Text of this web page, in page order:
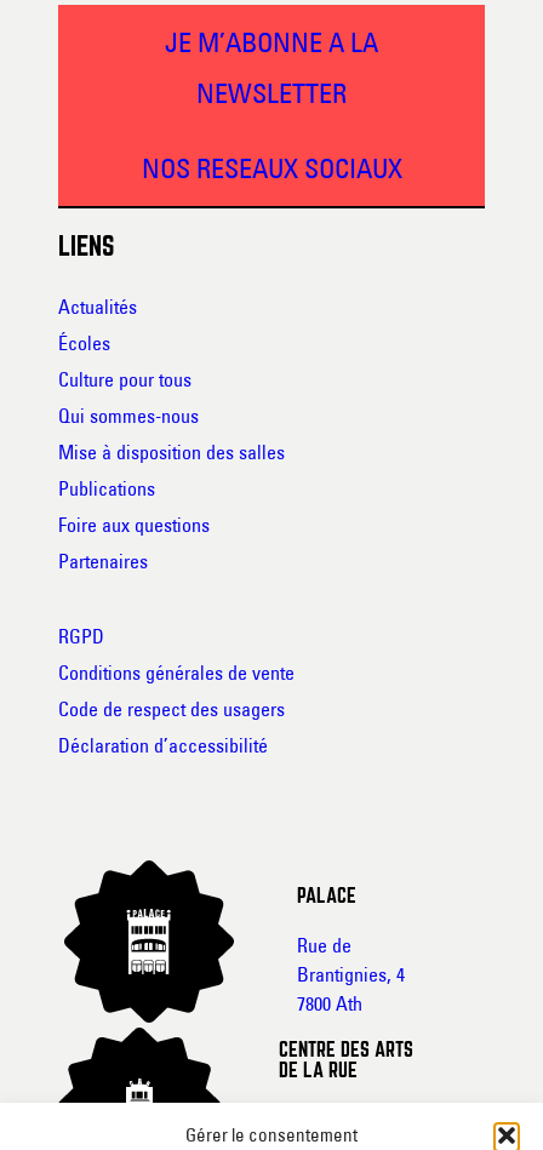
Gérer le consentement
JE M’ABONNE A LA
NEWSLETTER
NOS RESEAUX SOCIAUX
LIENS
Actualités
Écoles
Culture pour tous
Qui sommes-nous
Mise à disposition des salles
Publications
Foire aux questions
Partenaires
RGPD
Conditions générales de vente
Code de respect des usagers
Déclaration d’accessibilité
PALACE
Rue de
Brantignies, 4
7800 Ath
CENTRE DES ARTS
DE LA RUE
22